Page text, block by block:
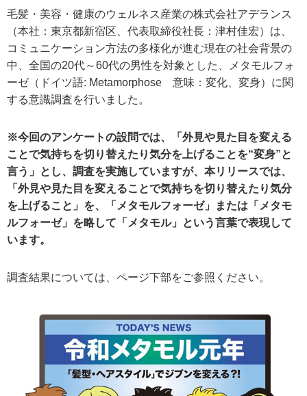
毛髪・美容・健康のウェルネス産業の株式会社アデランス
（本社：東京都新宿区、代表取締役社長：津村佳宏）は、
コミュニケーション方法の多様化が進む現在の社会背景の
中、全国の20代～60代の男性を対象とした、メタモルフォ
ーゼ（ドイツ語: Metamorphose 意味：変化、変身）に関
する意識調査を行いました。
※今回のアンケートの設問では、「外見や見た目を変える
ことで気持ちを切り替えたり気分を上げることを“変身”と
言う」とし、調査を実施していますが、本リリースでは、
「外見や見た目を変えることで気持ちを切り替えたり気分
を上げること」を、「メタモルフォーゼ」または「メタモ
ルフォーゼ」を略して「メタモル」という言葉で表現して
います。
調査結果については、ページ下部をご参照ください。